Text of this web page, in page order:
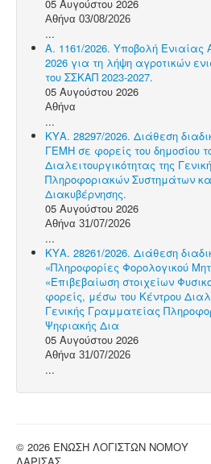
05 Αυγούστου 2026
Αθήνα 03/08/2026
...
Α. 1161/2026. Υποβολή Ενιαίας
2026 για τη λήψη αγροτικών
του ΣΣΚΑΠ 2023-2027.
05 Αυγούστου 2026
Αθήνα
...
ΚΥΑ. 28297/2026. Διάθεση
ΓΕΜΗ σε φορείς του δημοσίου
Διαλειτουργικότητας της
Πληροφοριακών Συστημάτων
Διακυβέρνησης.
05 Αυγούστου 2026
Αθήνα 31/07/2026
...
ΚΥΑ. 28261/2026. Διάθεση
«Πληροφορίες Φορολογικού
«Επιβεβαίωση στοιχείων
φορείς, μέσω του Κέντρου
Γενικής Γραμματείας
Ψηφιακής Δια
05 Αυγούστου 2026
Αθήνα 31/07/2026
...
© 2026 ΕΝΩΣΗ ΛΟΓΙΣΤΩΝ ΝΟΜΟΥ